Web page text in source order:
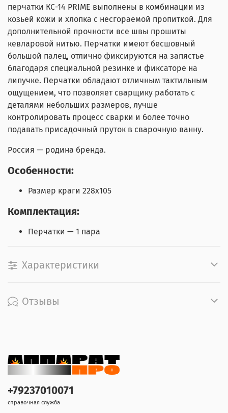
перчатки КС-14 PRIME выполнены в комбинации из
козьей кожи и хлопка с несгораемой пропиткой. Для
дополнительной прочности все швы прошиты
кевларовой нитью. Перчатки имеют бесшовный
большой палец, отлично фиксируются на запястье
благодаря специальной резинке и фиксаторе на
липучке. Перчатки обладают отличным тактильным
ощущением, что позволяет сварщику работать с
деталями небольших размеров, лучше
контролировать процесс сварки и более точно
подавать присадочный пруток в сварочную ванну.
Россия — родина бренда.
Особенности:
Размер краги 228х105
Комплектация:
Перчатки — 1 пара
Характеристики
Отзывы
+79237010071
справочная служба